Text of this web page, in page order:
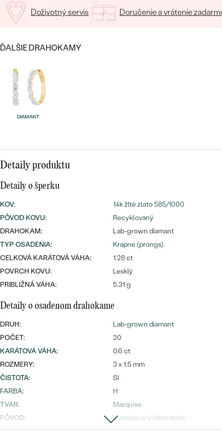
Najpredávanejšie
svadobné
obrúčky
PREZRIEŤ
DRAHOKAM
ZLATO
PLATINA
Wave kolekcia
S DRAHOKAMAMI
S LAB GROWN DIAMANTMI
S PERLAMI
PODĽA ŠTÝLU
PERSONALIZOVANÉ
MINIMALISTICKÉ
PODĽA PRÍLEŽITOSTI
PODĽA FARBY
PODĽA TVARU DRAHOKAMU
NA MIERU
DIAMANTY
Najpredávanejšie
náušnice
CENOVO DOSTUPNÉ
LUXUSNÉ
Personalizované
prívesky
OBJAVIŤ
LUXUSNÉ
Najpredávanejšie
prstene
Doživotný servis Doručenie a vrátenie
ĎALŠIE DRAHOKAMY
DIAMANT
Detaily produktu
Detaily o šperku
KOV:
14k žlté zlato 585/1000
PÔVOD KOVU:
Recyklovaný
DRAHOKAM:
Lab-grown diamant
TYP OSADENIA:
Krapne (prongs)
CELKOVÁ KARÁTOVÁ VÁHA:
1.28 ct
POVRCH KOVU:
Lesklý
PRIBLIŽNÁ VÁHA:
5.31 g
Detaily o osadenom drahokame
DRUH:
Lab-grown diamant
POČET:
20
KARÁTOVÁ VÁHA:
0.6 ct
ROZMERY:
3 x 1.5 mm
ČISTOTA:
SI
FARBA:
H
TVAR:
Marquise
PÔVOD:
Vytvorený v laboratóriu